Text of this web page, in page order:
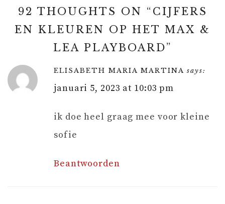
92 THOUGHTS ON “ CIJFERS
EN KLEUREN OP HET MAX &
LEA PLAYBOARD”
ELISABETH MARIA MARTINA says:
januari 5, 2023 at 10:03 pm
ik doe heel graag mee voor kleine
sofie
Beantwoorden